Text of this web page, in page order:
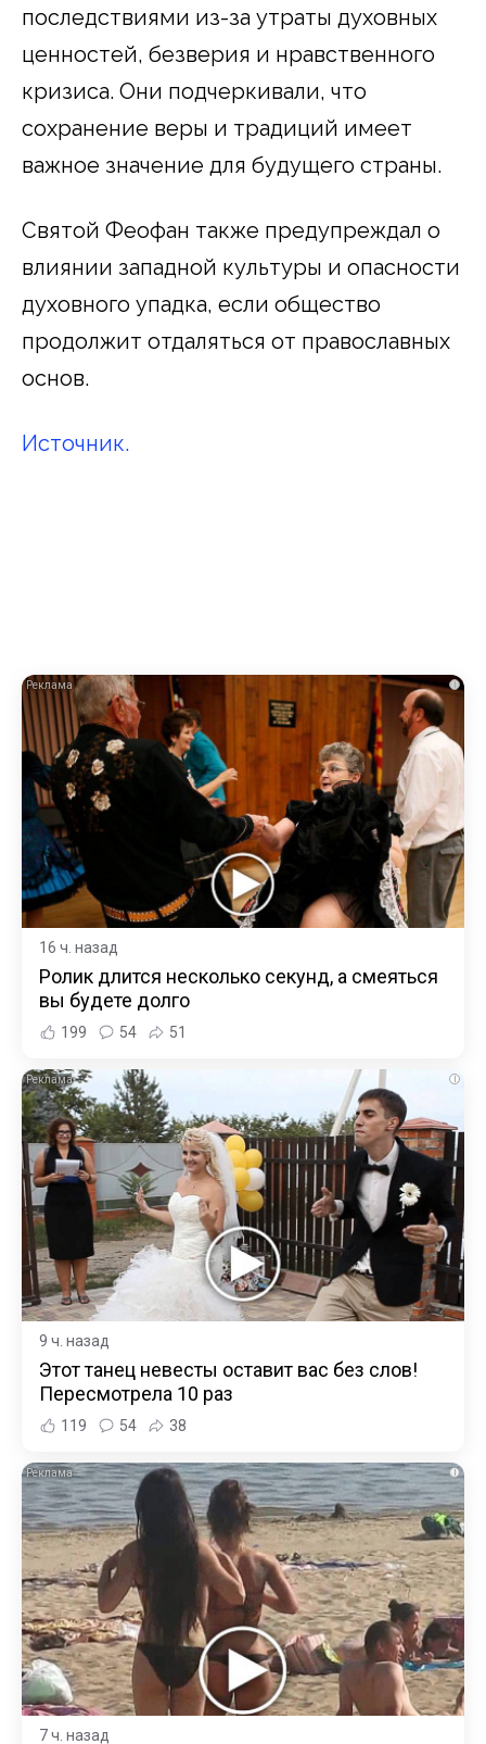
последствиями из-за утраты духовных
ценностей, безверия и нравственного
кризиса. Они подчеркивали, что
сохранение веры и традиций имеет
важное значение для будущего страны.
Святой Феофан также предупреждал о
влиянии западной культуры и опасности
духовного упадка, если общество
продолжит отдаляться от православных
основ.
Источник.
i
16 ч. назад
Ролик длится несколько секунд, а смеяться
вы будете долго
199 54 51
i
9 ч. назад
Этот танец невесты оставит вас без слов!
Пересмотрела 10 раз
119 54 38
i
7 ч. назад